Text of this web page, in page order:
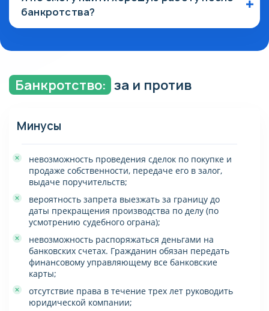
процедуры реализации имущества при
банкротстве. На практике нашей работы — это
банкротства?
использовать заемные средства банков, которые в
последующие 5 лет будут недоступны.
Банкротство: за и против
Минусы
невозможность проведения сделок по покупке и
продаже собственности, передаче его в залог,
выдаче поручительств;
вероятность запрета выезжать за границу до
даты прекращения производства по делу (по
усмотрению судебного ограна);
невозможность распоряжаться деньгами на
банковских счетах. Гражданин обязан передать
финансовому управляющему все банковские
карты;
отсутствие права в течение трех лет руководить
юридической компании;